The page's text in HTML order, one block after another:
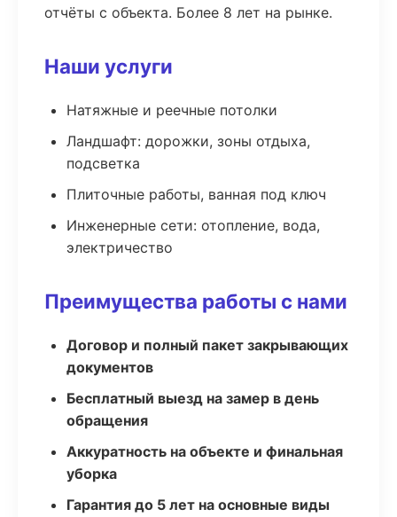
отчёты с объекта. Более 8 лет на рынке.
Наши услуги
Натяжные и реечные потолки
Ландшафт: дорожки, зоны отдыха,
подсветка
Плиточные работы, ванная под ключ
Инженерные сети: отопление, вода,
электричество
Преимущества работы с нами
Договор и полный пакет закрывающих
документов
Бесплатный выезд на замер в день
обращения
Аккуратность на объекте и финальная
уборка
Гарантия до 5 лет на основные виды